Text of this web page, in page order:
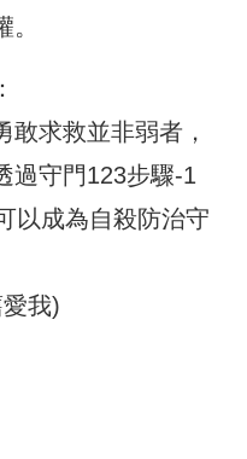
求救並非弱者，
過守門123步驟-1
成為自殺防治守
我)